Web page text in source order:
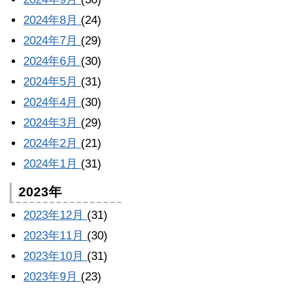
2024年8月 (24)
2024年7月 (29)
2024年6月 (30)
2024年5月 (31)
2024年4月 (30)
2024年3月 (29)
2024年2月 (21)
2024年1月 (31)
2023年
2023年12月 (31)
2023年11月 (30)
2023年10月 (31)
2023年9月 (23)